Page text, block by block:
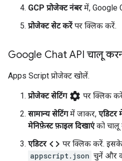
GCP प्रोजेक्ट नंबरमें, Google
प्रोजेक्ट सेट करेंपर क्लिक करें.
Google Chat API चालू
Apps Script प्रोजेक्ट खोलें.
प्रोजेक्ट सेटिंग settings पर क्लिक
सामान्य सेटिंगमें जाकर,
मेनिफ़ेस्ट फ़ाइल दिखाएंको चालू
एडिटर code पर क्लिक करें. इसके
appscript.json चुनें और